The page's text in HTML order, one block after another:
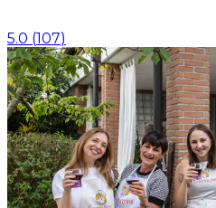
5.0 (107)